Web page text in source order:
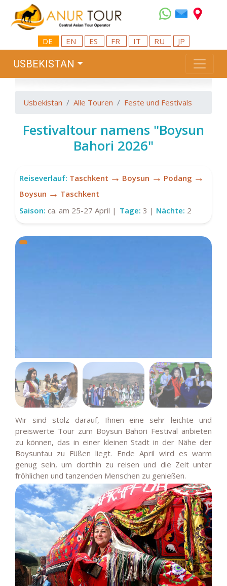
DE EN ES FR IT RU JP
USBEKISTAN
Usbekistan Alle Touren Feste und Festivals
Festivaltour namens "Boysun
Bahori 2026"
Reiseverlauf: Taschkent → Boysun → Podang →
Boysun → Taschkent
Saison: ca. am 25-27 April | Tage: 3 | Nächte: 2
Wir sind stolz darauf, Ihnen eine sehr leichte und
preiswerte Tour zum Boysun Bahori Festival anbieten
zu können, das in einer kleinen Stadt in der Nähe der
Boysuntau zu Füßen liegt. Ende April wird es warm
genug sein, um dorthin zu reisen und die Zeit unter
fröhlichen und tanzenden Menschen zu genießen.